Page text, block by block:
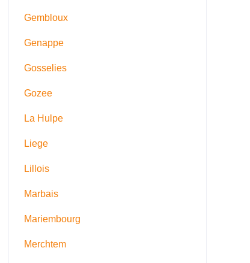
Gembloux
Genappe
Gosselies
Gozee
La Hulpe
Liege
Lillois
Marbais
Mariembourg
Merchtem